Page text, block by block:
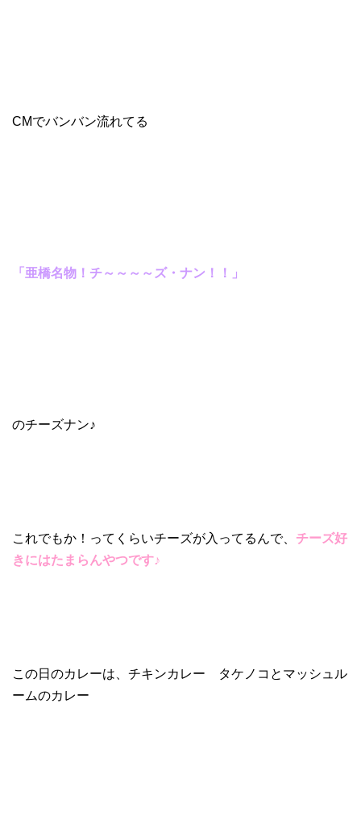
CMでバンバン流れてる
「亜橋名物！チ～～～～ズ・ナン！！」
のチーズナン♪
これでもか！ってくらいチーズが入ってるんで、 チーズ好
きにはたまらんやつです♪
この日のカレーは、チキンカレー タケノコとマッシュル
ームのカレー